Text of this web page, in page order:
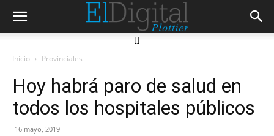
[]
Inicio Provinciales
Hoy habrá paro de salud en
todos los hospitales públicos
16 mayo, 2019